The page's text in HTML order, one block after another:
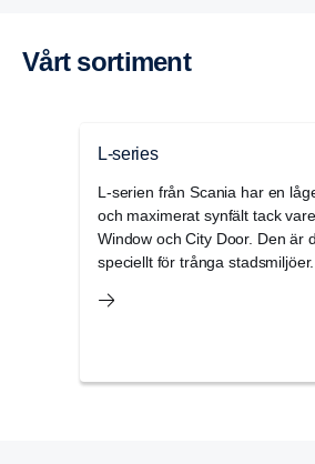
Kraftuttag – Med Scania
förbättrar
lägre bullernivåer och minskad
vilket i sin tur gör det
motorvarvtalet.
Vårt sortiment
L-series
L-serien från Scania har en
och maximerat synfält tack
Window och City Door. Den är
speciellt för trånga stadsmiljöer.